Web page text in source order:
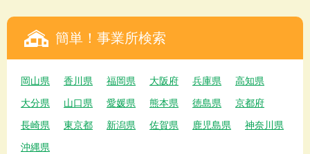
簡単！事業所検索
岡山県 香川県 福岡県 大阪府 兵庫県
高知県
大分県
山口県 愛媛県 熊本県 徳島県
京都府
長崎県
東京都 新潟県 佐賀県 鹿児島県
神奈川県
沖縄県